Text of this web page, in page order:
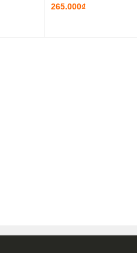
300Mbps
265.000₫